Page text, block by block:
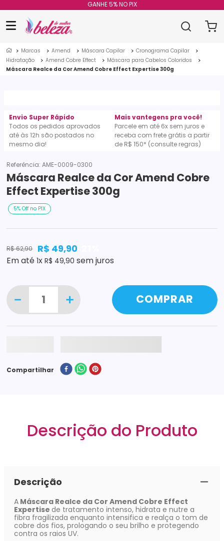
GANHE 5% NO PIX
Marcas Amend Máscara Capilar
Cronograma Capilar
Hidratação
Amend Cobre Effect
Máscara para Cabelos Coloridos
Máscara Realce da Cor Amend Cobre Effect Expertise 300g
Envio Super Rápido
Todos os pedidos aprovados
até às 12h são postados no
mesmo dia!
Mais vantegens pra você!
Parcele em até 6x sem juros e
receba com frete grátis a partir
de R$ 150* (consulte regras)
Referência: AME-0009-0300
Máscara Realce da Cor Amend Cobre
Effect Expertise 300g
5% Off no PIX
R$62,90 R$ 49,90
Em até 1x R$ 49,90 sem juros
＋
－ COMPRAR
Compartilhar
Descrição do Produto
Descrição
A Máscara Realce da Cor Amend Cobre Effect
Expertise de tratamento intenso, hidrata e nutre a
fibra fragilizada enquanto intensifica e realça o tom de
cobre dos fios, prologando o seu brilho e protegendo
contra os raios UV.